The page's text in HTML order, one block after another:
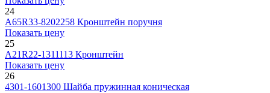
24
А65R33-8202258 Кронштейн поручня
Показать цену
25
А21R22-1311113 Кронштейн
Показать цену
26
4301-1601300 Шайба пружинная коническая